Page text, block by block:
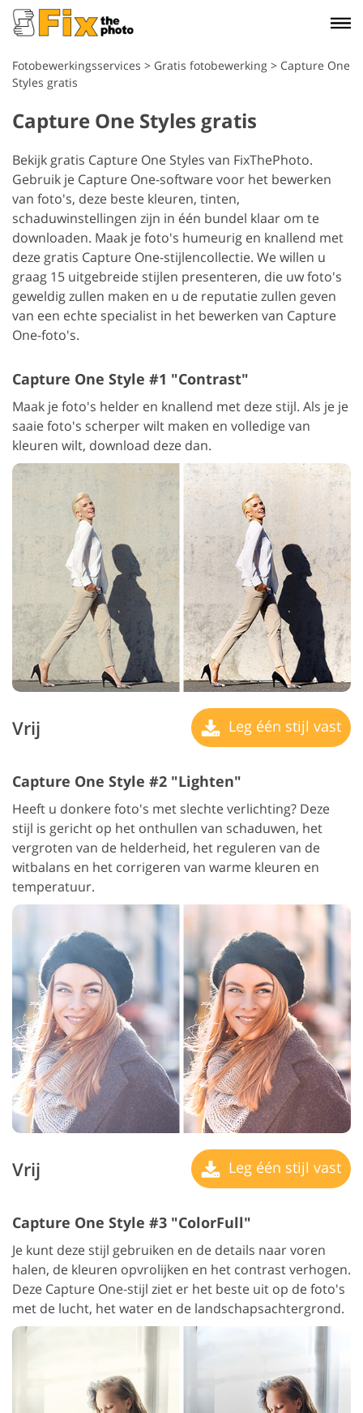
Fotobewerkingsservices > Gratis fotobewerking > Capture One
Styles gratis
Capture One Styles gratis
Bekijk gratis Capture One Styles van FixThePhoto.
Gebruik je Capture One-software voor het bewerken
van foto's, deze beste kleuren, tinten,
schaduwinstellingen zijn in één bundel klaar om te
downloaden. Maak je foto's humeurig en knallend met
deze gratis Capture One-stijlencollectie. We willen u
graag 15 uitgebreide stijlen presenteren, die uw foto's
geweldig zullen maken en u de reputatie zullen geven
van een echte specialist in het bewerken van Capture
One-foto's.
Capture One Style #1 "Contrast"
Maak je foto's helder en knallend met deze stijl. Als je je
saaie foto's scherper wilt maken en volledige van
kleuren wilt, download deze dan.
Vrij Leg één stijl vast
Capture One Style #2 "Lighten"
Heeft u donkere foto's met slechte verlichting? Deze
stijl is gericht op het onthullen van schaduwen, het
vergroten van de helderheid, het reguleren van de
witbalans en het corrigeren van warme kleuren en
temperatuur.
Vrij Leg één stijl vast
Capture One Style #3 "ColorFull"
Je kunt deze stijl gebruiken en de details naar voren
halen, de kleuren opvrolijken en het contrast verhogen.
Deze Capture One-stijl ziet er het beste uit op de foto's
met de lucht, het water en de landschapsachtergrond.